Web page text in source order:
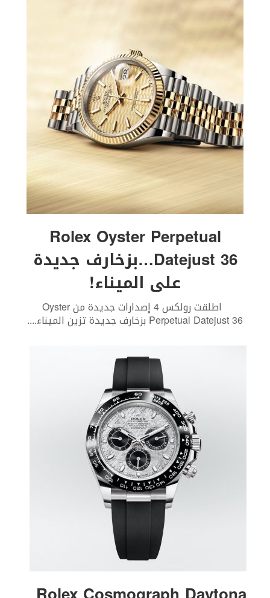
Rolex Oyster Perpetual
Datejust 36…بزخارف جديدة
على الميناء!
اطلقت رولكس 4 إصدارات جديدة من Oyster
Perpetual Datejust 36 بزخارف جديدة تزين الميناء. ...